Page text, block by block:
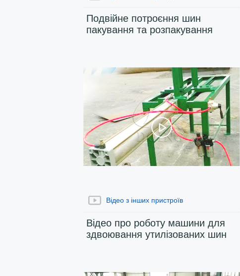
Подвійне потроєння шин
пакування та розпакування
Відео з інших пристроїв
Відео про роботу машини для
здвоювання утилізованих шин